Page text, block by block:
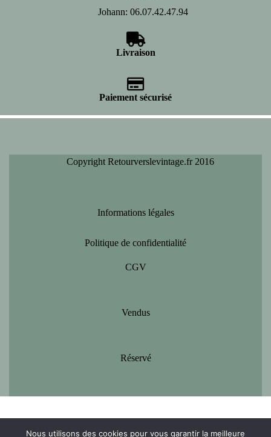
Johann: 06.07.42.47.94
Livraison
Paiement sécurisé
Copyright Retourverslevintage.fr 2016
Informations légales
Politique de confidentialité
CGV
Vendus
Réservé
Nous utilisons des cookies pour vous garantir la meilleure